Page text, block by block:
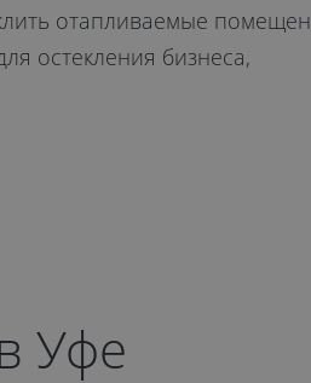
отапливаемые
остекления бизнеса,
Уфе